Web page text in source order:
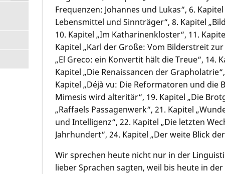
Frequenzen: Johannes und Lukas“, 6.
Lebensmittel und Sinnträger“, 8. Kapitel
10. Kapitel „Im Katharinenkloster“, 11.
Kapitel „Karl der Große: Vom Bilderstreit
„El Greco: ein Konvertit hält die Treue“, 14.
Kapitel „Die Renaissancen der
Kapitel „Déjà vu: Die Reformatoren und die
Mimesis wird alteritär“, 19. Kapitel „Die
„Raffaels Passagenwerk“, 21. Kapitel
und Intelligenz“, 22. Kapitel „Die letzten
Jahrhundert“, 24. Kapitel „Der weite Blick
Wir sprechen heute nicht nur in der
lieber Sprachen sagten, weil bis heute in